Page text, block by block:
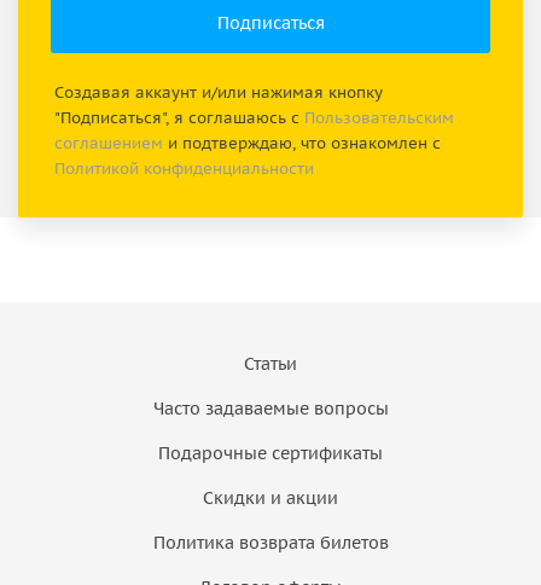
Создавая аккаунт и/или нажимая кнопку
"Подписаться", я соглашаюсь с Пользовательским
соглашением и подтверждаю, что ознакомлен с
Политикой конфиденциальности
Статьи
Часто задаваемые вопросы
Подарочные сертификаты
Скидки и акции
Политика возврата билетов